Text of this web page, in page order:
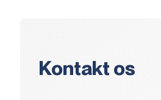
Kontakt os